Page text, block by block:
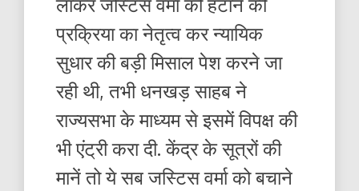
प्रक्रिया का नेतृत्व कर न्यायिक
सुधार की बड़ी मिसाल पेश करने जा
रही थी, तभी धनखड़ साहब ने
राज्यसभा के माध्यम से इसमें विपक्ष की
भी एंट्री करा दी. केंद्र के सूत्रों की
मानें तो ये सब जस्टिस वर्मा को बचाने